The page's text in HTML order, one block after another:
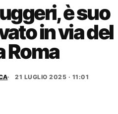
è suo
in via del
Roma
21 LUGLIO 2025 · 11:01